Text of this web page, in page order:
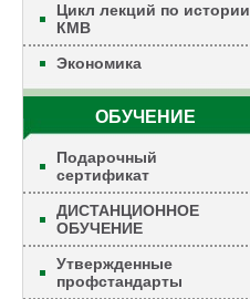
Цикл лекций по истории
КМВ
Экономика
ОБУЧЕНИЕ
Подарочный
сертификат
ДИСТАНЦИОННОЕ
ОБУЧЕНИЕ
Утвержденные
профстандарты